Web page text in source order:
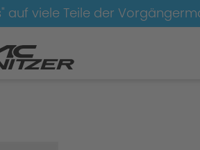
auf viele Teile der
geschmiedet-anthrazit-silber